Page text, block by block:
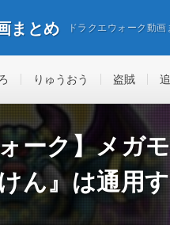
まとめ ドラクエウォーク動
りゅうおう 盗賊
ーク】メガ
ん』は通用